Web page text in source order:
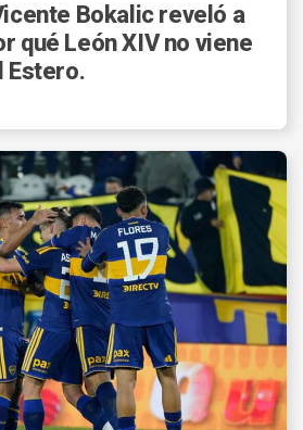
Bokalic reveló a
qué León XIV no viene
Estero.